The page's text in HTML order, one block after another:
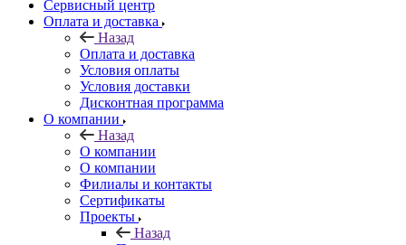
Сервисный центр
Оплата и доставка
Назад
Оплата и доставка
Условия оплаты
Условия доставки
Дисконтная программа
О компании
Назад
О компании
О компании
Филиалы и контакты
Сертификаты
Проекты
Назад